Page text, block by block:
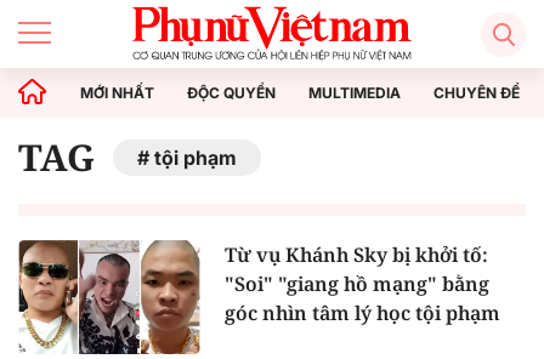
MỚI NHẤT ĐỘC QUYỀN MULTIMEDIA CHUYÊN ĐỀ
TAG tội phạm
Từ vụ Khánh Sky bị khởi tố:
"Soi" "giang hồ mạng" bằng
góc nhìn tâm lý học tội phạm